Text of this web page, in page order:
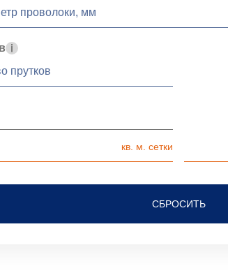
СБРОСИТЬ